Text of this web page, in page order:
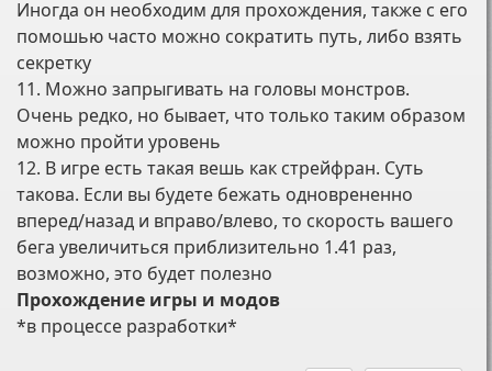
Иногда он необходим для прохождения, также с его
помошью часто можно сократить путь, либо взять
секретку
11. Можно запрыгивать на головы монстров.
Очень редко, но бывает, что только таким образом
можно пройти уровень
12. В игре есть такая вешь как стрейфран. Суть
такова. Если вы будете бежать одноврененно
вперед/назад и вправо/влево, то скорость вашего
бега увеличиться приблизительно 1.41 раз,
возможно, это будет полезно
Прохождение игры и модов
*в процессе разработки*